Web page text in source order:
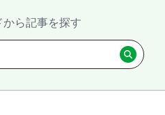
ら記事を探す